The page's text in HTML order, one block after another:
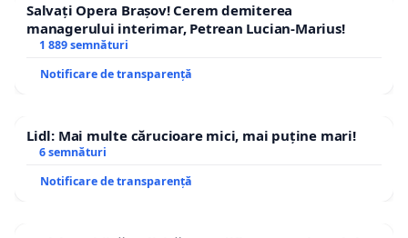
Salvați Opera Brașov! Cerem demiterea
managerului interimar, Petrean Lucian-Marius!
1 889 semnături
Notificare de transparență
Lidl: Mai multe cărucioare mici, mai puține mari!
6 semnături
Notificare de transparență